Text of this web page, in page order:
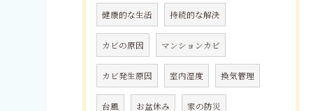
健康的な生活 持続的な解決
カビの原因 マンションカビ
カビ発生原因 室内湿度 換気管理
台風 お盆休み 家の防災